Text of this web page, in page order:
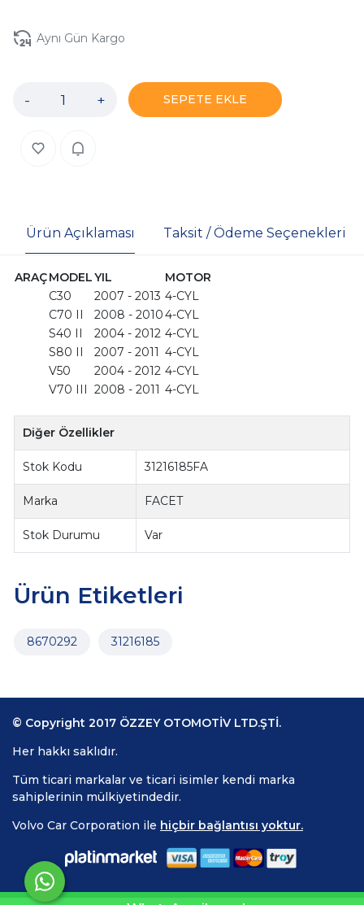
Aynı Gün Kargo
- + SEPETE EKLE
Ürün Açıklaması Taksit / Ödeme Seçenekleri
ARAÇMODELYIL
MOTOR
C30
2007 - 2013 4-CYL
C70 II
2008 - 20104-CYL
S40 II
2004 - 2012 4-CYL
S80 II
2007 - 2011 4-CYL
V50
2004 - 2012 4-CYL
V70 III
2008 - 2011 4-CYL
Diğer Özellikler
Stok Kodu 31216185FA
Marka FACET
Stok Durumu Var
Ürün Etiketleri
8670292 31216185
© Copyright 2017 ÖZZEY OTOMOTİV LTD.ŞTİ.
Her hakkı saklıdır.
Tüm ticari markalar ve ticari isimler kendi marka
sahiplerinin mülkiyetindedir.
Volvo Car Corporation ile hiçbir bağlantısı yoktur.